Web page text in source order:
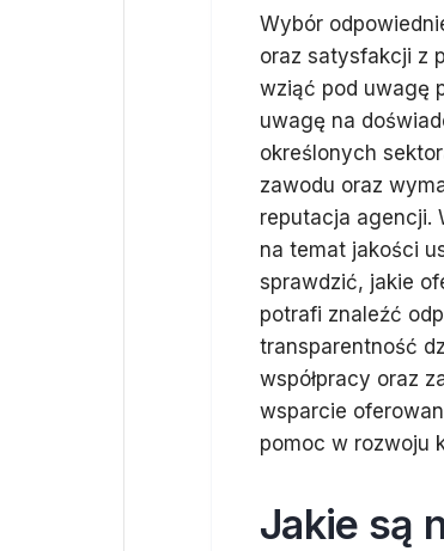
Wybór
oraz satysfakcji z
wziąć pod uwagę
uwagę na
określonych
zawodu oraz
reputacja agencji.
na temat jakości
sprawdzić, jakie
potrafi znaleźć
transparentność
współpracy oraz
wsparcie
pomoc w rozwoju
Jakie są